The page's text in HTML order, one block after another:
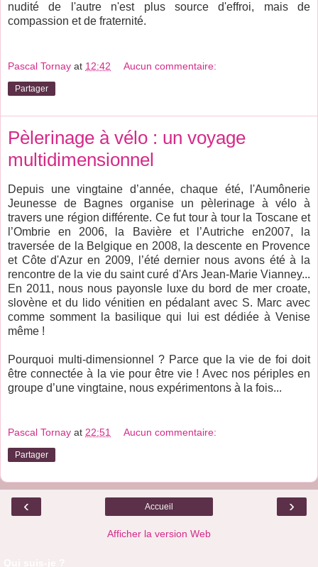
nudité de l'autre n'est plus source d'effroi, mais de
compassion et de fraternité.
Pascal Tornay at 12:42 Aucun commentaire:
Partager
Pèlerinage à vélo : un voyage
multidimensionnel
Depuis une vingtaine d’année, chaque été, l'Aumônerie
Jeunesse de Bagnes organise un pèlerinage à vélo à
travers une région différente. Ce fut tour à tour la Toscane et
l’Ombrie en 2006, la Bavière et l’Autriche en2007, la
traversée de la Belgique en 2008, la descente en Provence
et Côte d'Azur en 2009, l’été dernier nous avons été à la
rencontre de la vie du saint curé d'Ars Jean-Marie Vianney...
En 2011, nous nous payonsle luxe du bord de mer croate,
slovène et du lido vénitien en pédalant avec S. Marc avec
comme somment la basilique qui lui est dédiée à Venise
même !
Pourquoi multi-dimensionnel ? Parce que la vie de foi doit
être connectée à la vie pour être vie ! Avec nos périples en
groupe d’une vingtaine, nous expérimentons à la fois...
Pascal Tornay at 22:51 Aucun commentaire:
Partager
‹ ›
Accueil
Afficher la version Web